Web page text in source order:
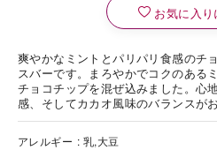
お気に入
爽やかなミントとパリパリ食感のチ
スバーです。まろやかでコクのある
チョコチップを混ぜ込みました。心
感、そしてカカオ風味のバランスが
アレルギー 乳,大豆